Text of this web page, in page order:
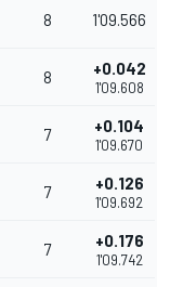
8 1'09.566
8 +0.042
1'09.608
7 +0.104
1'09.670
7 +0.126
1'09.692
7 +0.176
1'09.742